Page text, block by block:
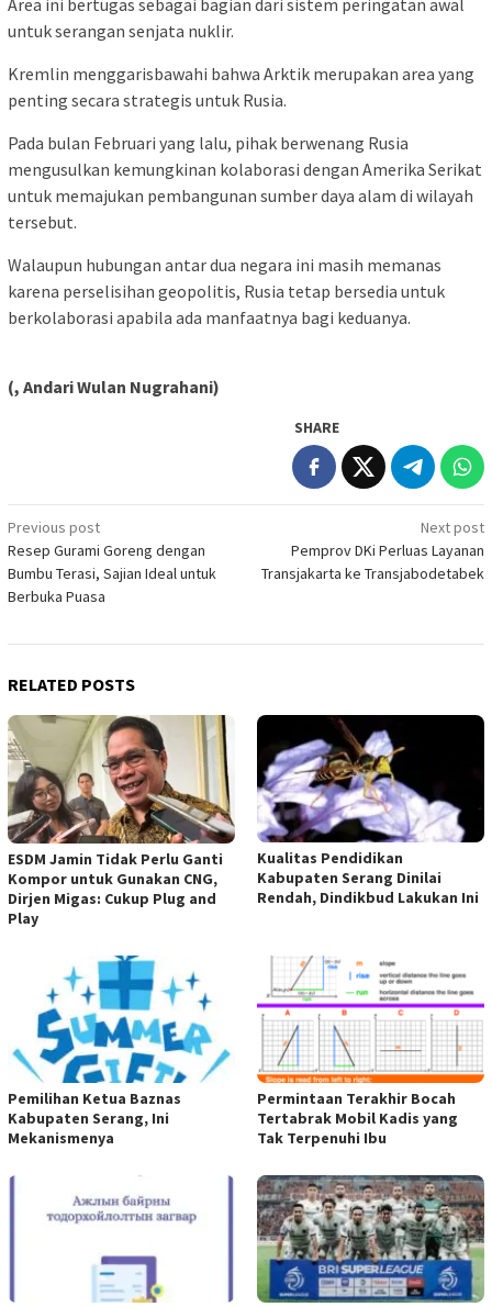
Area ini bertugas sebagai bagian dari sistem peringatan awal
untuk serangan senjata nuklir.
Kremlin menggarisbawahi bahwa Arktik merupakan area yang
penting secara strategis untuk Rusia.
Pada bulan Februari yang lalu, pihak berwenang Rusia
mengusulkan kemungkinan kolaborasi dengan Amerika Serikat
untuk memajukan pembangunan sumber daya alam di wilayah
tersebut.
Walaupun hubungan antar dua negara ini masih memanas
karena perselisihan geopolitis, Rusia tetap bersedia untuk
berkolaborasi apabila ada manfaatnya bagi keduanya.
(, Andari Wulan Nugrahani)
SHARE
Post
navigation
Previous post
Resep Gurami Goreng dengan
Bumbu Terasi, Sajian Ideal untuk
Berbuka Puasa
Next post
Pemprov DKi Perluas Layanan
Transjakarta ke Transjabodetabek
RELATED POSTS
ESDM Jamin Tidak Perlu Ganti
Kompor untuk Gunakan CNG,
Dirjen Migas: Cukup Plug and
Play
Kualitas Pendidikan
Kabupaten Serang Dinilai
Rendah, Dindikbud Lakukan Ini
Pemilihan Ketua Baznas
Kabupaten Serang, Ini
Mekanismenya
Permintaan Terakhir Bocah
Tertabrak Mobil Kadis yang
Tak Terpenuhi Ibu